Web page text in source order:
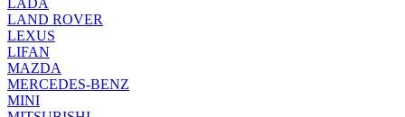
LADA
LAND ROVER
LEXUS
LIFAN
MAZDA
MERCEDES-BENZ
MINI